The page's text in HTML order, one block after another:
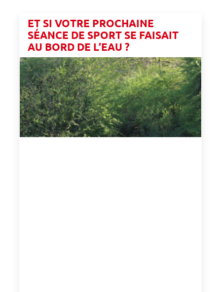
ET SI VOTRE PROCHAINE
SÉANCE DE SPORT SE FAISAIT
AU BORD DE L’EAU ?